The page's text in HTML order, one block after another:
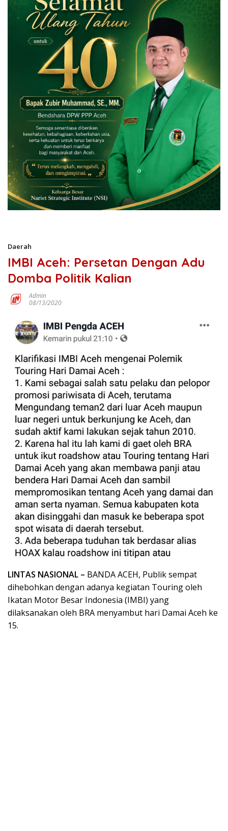
Daerah
IMBI Aceh: Persetan Dengan Adu
Domba Politik Kalian
Admin
08/13/2020
LINTAS NASIONAL – BANDA ACEH, Publik sempat
dihebohkan dengan adanya kegiatan Touring oleh
Ikatan Motor Besar Indonesia (IMBI) yang
dilaksanakan oleh BRA menyambut hari Damai Aceh ke
15.